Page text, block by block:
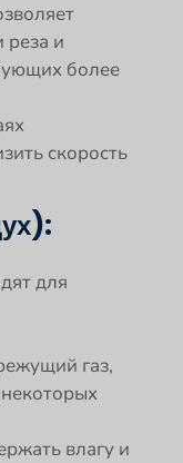
реза и
более
скорость
для
газ,
влагу и